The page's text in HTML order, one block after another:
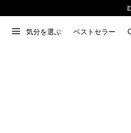
気分を選ぶ ベストセラー